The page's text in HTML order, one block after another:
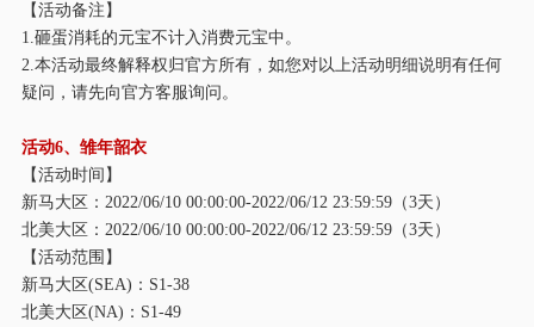
【活动备注】
1.砸蛋消耗的元宝不计入消费元宝中。
2.本活动最终解释权归官方所有，如您对以上活动明细说明有任何
疑问，请先向官方客服询问。
活动6、雏年韶衣
【活动时间】
新马大区： 2022/06/10 00:00:00-2022/06/12 23:59:59（3天）
北美大区： 2022/06/10 00:00:00-2022/06/12 23:59:59（3天）
【活动范围】
新马大区(SEA)：S1-38
北美大区(NA)：S1-49